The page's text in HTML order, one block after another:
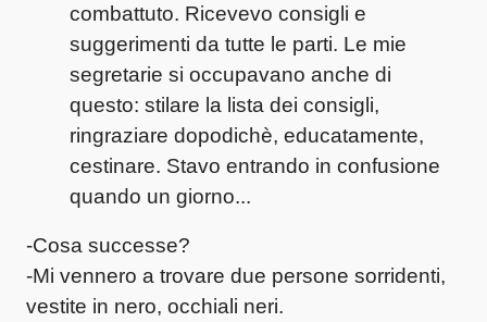
combattuto. Ricevevo consigli e
suggerimenti da tutte le parti. Le mie
segretarie si occupavano anche di
questo: stilare la lista dei consigli,
ringraziare dopodichè, educatamente,
cestinare. Stavo entrando in confusione
quando un giorno...
-Cosa successe?
-Mi vennero a trovare due persone sorridenti,
vestite in nero, occhiali neri.